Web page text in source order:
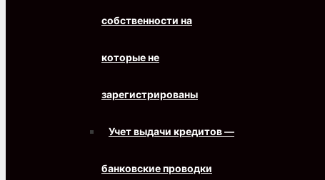
собственности на
которые не
зарегистрированы
Учет выдачи кредитов —
банковские проводки